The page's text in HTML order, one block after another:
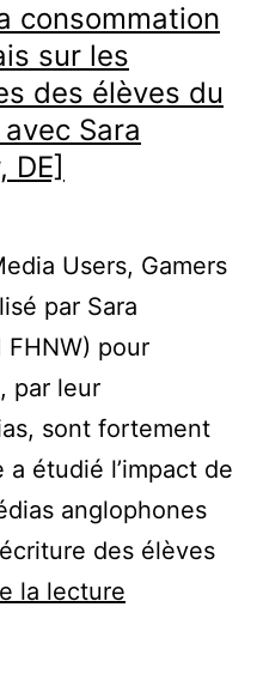
consommation
sur les
des élèves du
Sara
DE]
Users, Gamers
par Sara
FHNW) pour
par leur
sont fortement
a étudié l’impact de
anglophones
des élèves
la lecture